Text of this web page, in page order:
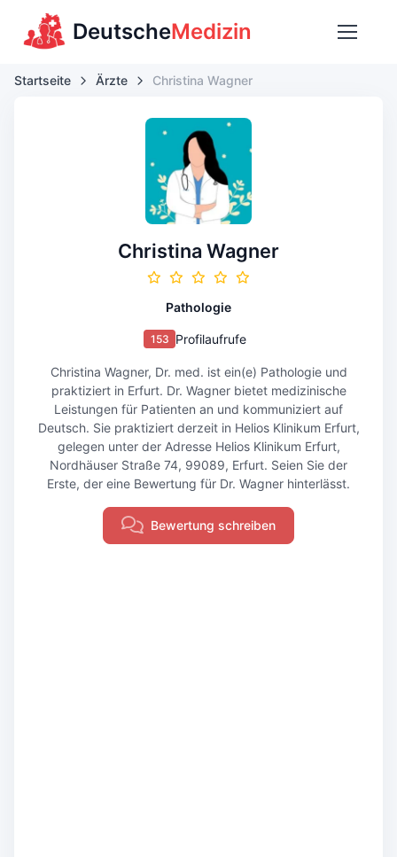
DeutscheMedizin
Startseite Ärzte Christina Wagner
Christina Wagner
Pathologie
153 Profilaufrufe
Christina Wagner, Dr. med. ist ein(e) Pathologie und
praktiziert in Erfurt. Dr. Wagner bietet medizinische
Leistungen für Patienten an und kommuniziert auf
Deutsch. Sie praktiziert derzeit in Helios Klinikum Erfurt,
gelegen unter der Adresse Helios Klinikum Erfurt,
Nordhäuser Straße 74, 99089, Erfurt. Seien Sie der
Erste, der eine Bewertung für Dr. Wagner hinterlässt.
Bewertung schreiben